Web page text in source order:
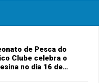
de Pesca do
Clube celebra o
no dia 16 de